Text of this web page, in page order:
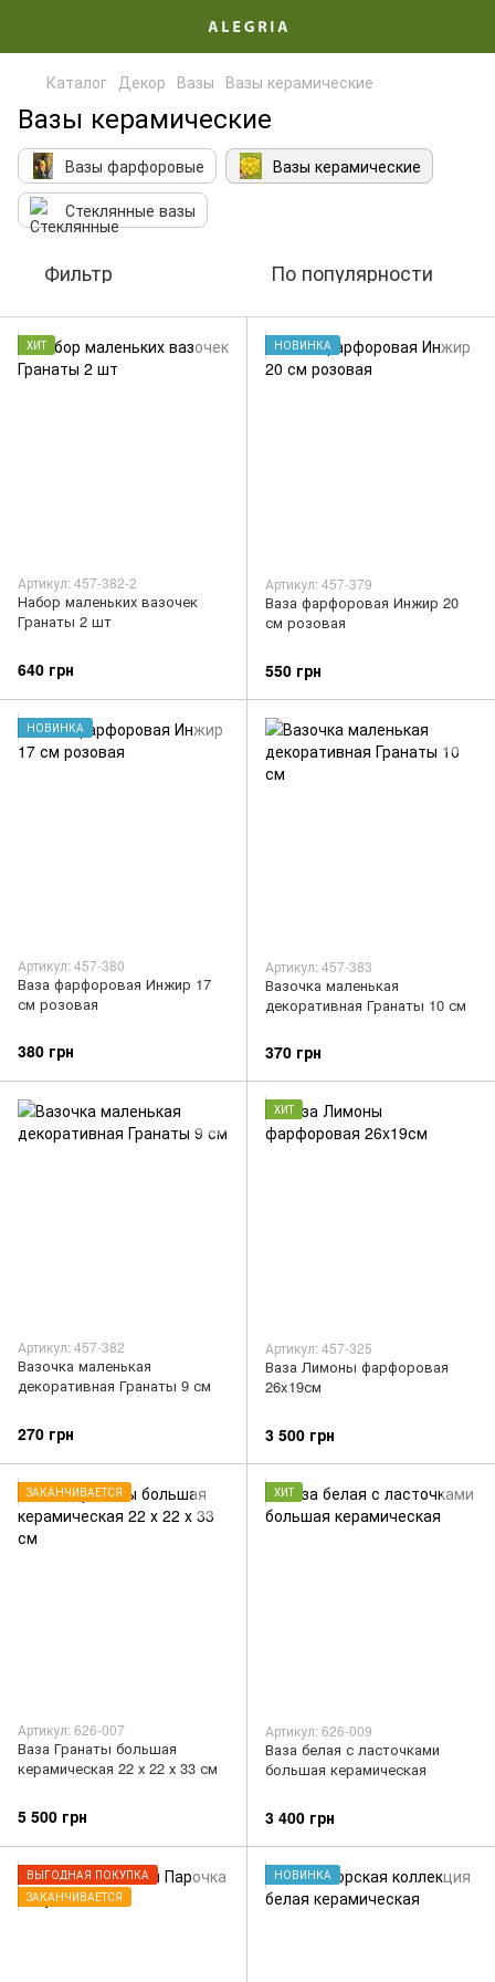
Каталог Декор Вазы Вазы керамические
Вазы керамические
Вазы фарфоровые
Вазы керамические
Стеклянные вазы
Фильтр По популярности
ХИТ
Артикул: 457-382-2
Набор маленьких вазочек
Гранаты 2 шт
640 грн
НОВИНКА
Артикул: 457-379
Ваза фарфоровая Инжир 20
см розовая
550 грн
НОВИНКА
Артикул: 457-380
Ваза фарфоровая Инжир 17
см розовая
380 грн
Артикул: 457-383
Вазочка маленькая
декоративная Гранаты 10 см
370 грн
Артикул: 457-382
Вазочка маленькая
декоративная Гранаты 9 см
270 грн
ХИТ
Артикул: 457-325
Ваза Лимоны фарфоровая
26x19см
3 500 грн
ЗАКАНЧИВАЕТСЯ
Артикул: 626-007
Ваза Гранаты большая
керамическая 22 х 22 х 33 см
5 500 грн
ХИТ
Артикул: 626-009
Ваза белая с ласточками
большая керамическая
3 400 грн
ВЫГОДНАЯ ПОКУПКА
ЗАКАНЧИВАЕТСЯ
НОВИНКА